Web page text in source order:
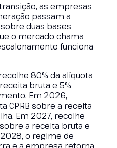
as empresas
passam a
duas bases
o mercado chama
funciona
80% da alíquota
bruta e 5%
Em 2026,
CPRB sobre a receita
Em 2027, recolhe
a receita bruta e
o regime de